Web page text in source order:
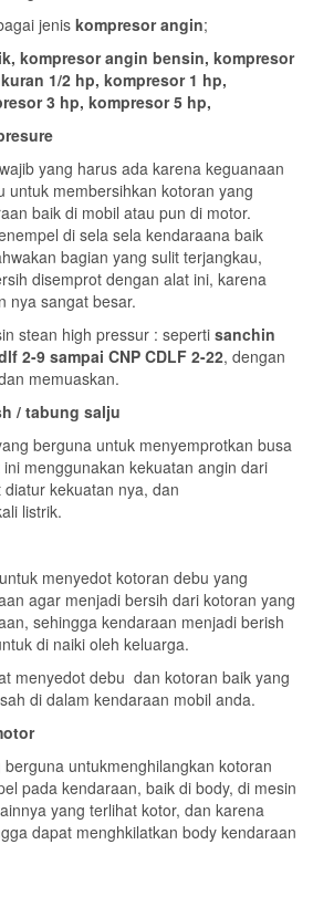
jenis kompresor angin;
kompresor angin bensin, kompresor
1/2 hp, kompresor 1 hp,
3 hp, kompresor 5 hp,
yang harus ada karena keguanaan
untuk membersihkan kotoran yang
baik di mobil atau pun di motor.
di sela sela kendaraana baik
bagian yang sulit terjangkau,
disemprot dengan alat ini, karena
nya sangat besar.
stean high pressur : seperti sanchin
2-9 sampai CNP CDLF 2-22, dengan
memuaskan.
/ tabung salju
berguna untuk menyemprotkan busa
menggunakan kekuatan angin dari
kekuatan nya, dan
listrik.
menyedot kotoran debu yang
agar menjadi bersih dari kotoran yang
sehingga kendaraan menjadi berish
di naiki oleh keluarga.
menyedot debu dan kotoran baik yang
di dalam kendaraan mobil anda.
untukmenghilangkan kotoran
pada kendaraan, baik di body, di mesin
yang terlihat kotor, dan karena
dapat menghkilatkan body kendaraan